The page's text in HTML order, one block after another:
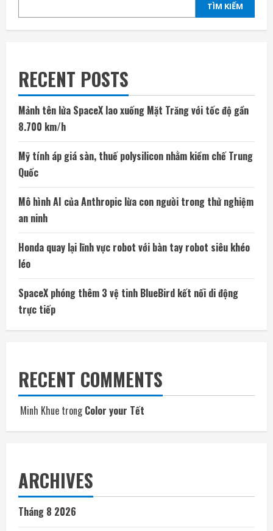
TÌM KIẾM
RECENT POSTS
Mảnh tên lửa SpaceX lao xuống Mặt Trăng với tốc độ gần
8.700 km/h
Mỹ tính áp giá sàn, thuế polysilicon nhằm kiềm chế Trung
Quốc
Mô hình AI của Anthropic lừa con người trong thử nghiệm
an ninh
Honda quay lại lĩnh vực robot với bàn tay robot siêu khéo
léo
SpaceX phóng thêm 3 vệ tinh BlueBird kết nối di động
trực tiếp
RECENT COMMENTS
Minh Khue trongColor your Tết
ARCHIVES
Tháng 8 2026